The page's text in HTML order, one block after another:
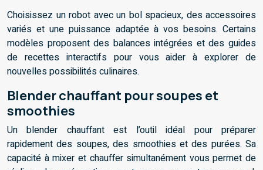
Choisissez un robot avec un bol spacieux, des accessoires
variés et une puissance adaptée à vos besoins. Certains
modèles proposent des balances intégrées et des guides
de recettes interactifs pour vous aider à explorer de
nouvelles possibilités culinaires.
Blender chauffant pour soupes et
smoothies
Un blender chauffant est l’outil idéal pour préparer
rapidement des soupes, des smoothies et des purées. Sa
capacité à mixer et chauffer simultanément vous permet de